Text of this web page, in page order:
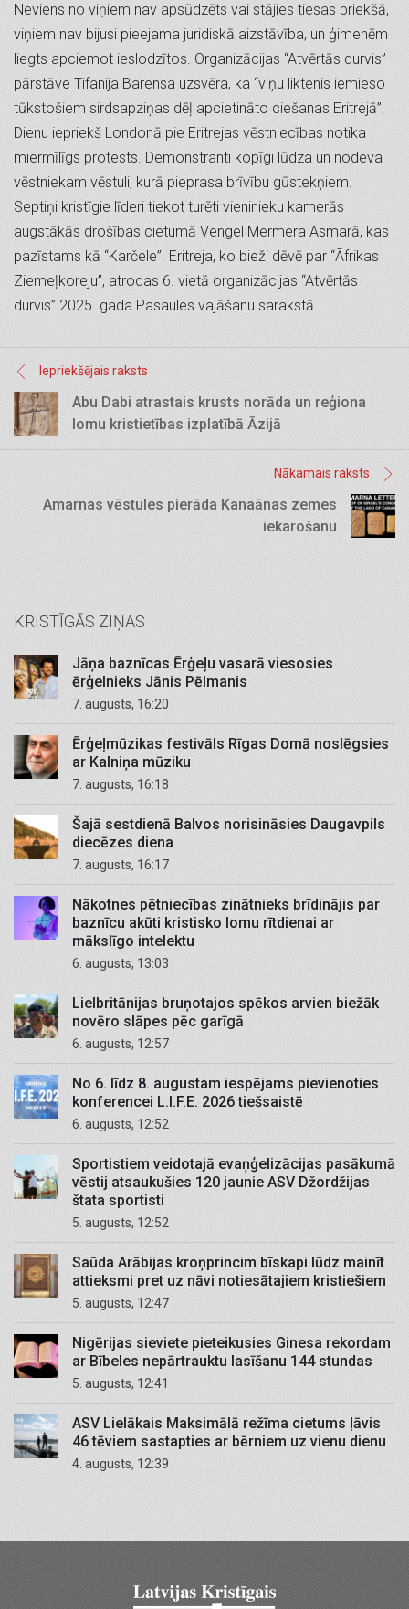
Neviens no viņiem nav apsūdzēts vai stājies tiesas priekšā,
viņiem nav bijusi pieejama juridiskā aizstāvība, un ģimenēm
liegts apciemot ieslodzītos. Organizācijas “Atvērtās durvis”
pārstāve Tifanija Barensa uzsvēra, ka “viņu liktenis iemieso
tūkstošiem sirdsapziņas dēļ apcietināto ciešanas Eritrejā”.
Dienu iepriekš Londonā pie Eritrejas vēstniecības notika
miermīlīgs protests. Demonstranti kopīgi lūdza un nodeva
vēstniekam vēstuli, kurā pieprasa brīvību gūstekņiem.
Septiņi kristīgie līderi tiekot turēti vieninieku kamerās
augstākās drošības cietumā Vengel Mermera Asmarā, kas
pazīstams kā “Karčele”. Eritreja, ko bieži dēvē par “Āfrikas
Ziemeļkoreju”, atrodas 6. vietā organizācijas “Atvērtās
durvis” 2025. gada Pasaules vajāšanu sarakstā.
Iepriekšējais raksts
Abu Dabi atrastais krusts norāda un reģiona
lomu kristietības izplatībā Āzijā
Nākamais raksts
Amarnas vēstules pierāda Kanaānas zemes
iekarošanu
KRISTĪGĀS ZIŅAS
Jāņa baznīcas Ērģeļu vasarā viesosies
ērģelnieks Jānis Pēlmanis
7. augusts, 16:20
Ērģeļmūzikas festivāls Rīgas Domā noslēgsies
ar Kalniņa mūziku
7. augusts, 16:18
Šajā sestdienā Balvos norisināsies Daugavpils
diecēzes diena
7. augusts, 16:17
Nākotnes pētniecības zinātnieks brīdinājis par
baznīcu akūti kristisko lomu rītdienai ar
mākslīgo intelektu
6. augusts, 13:03
Lielbritānijas bruņotajos spēkos arvien biežāk
novēro slāpes pēc garīgā
6. augusts, 12:57
No 6. līdz 8. augustam iespējams pievienoties
konferencei L.I.F.E. 2026 tiešsaistē
6. augusts, 12:52
Sportistiem veidotajā evaņģelizācijas pasākumā
vēstij atsaukušies 120 jaunie ASV Džordžijas
štata sportisti
5. augusts, 12:52
Saūda Arābijas kroņprincim bīskapi lūdz mainīt
attieksmi pret uz nāvi notiesātajiem kristiešiem
5. augusts, 12:47
Nigērijas sieviete pieteikusies Ginesa rekordam
ar Bībeles nepārtrauktu lasīšanu 144 stundas
5. augusts, 12:41
ASV Lielākais Maksimālā režīma cietums ļāvis
46 tēviem sastapties ar bērniem uz vienu dienu
4. augusts, 12:39